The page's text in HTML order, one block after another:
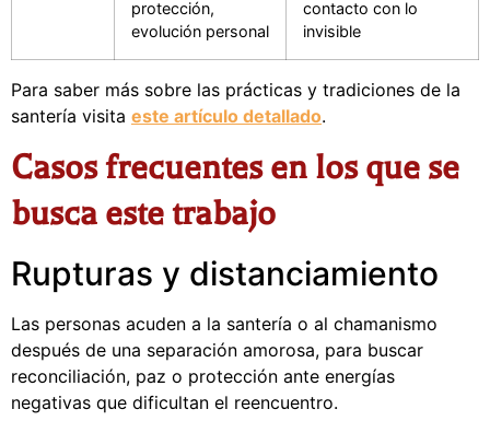
protección,
evolución personal
contacto con lo
invisible
Para saber más sobre las prácticas y tradiciones de la
santería visita este artículo detallado.
Casos frecuentes en los que se
busca este trabajo
Rupturas y distanciamiento
Las personas acuden a la santería o al chamanismo
después de una separación amorosa, para buscar
reconciliación, paz o protección ante energías
negativas que dificultan el reencuentro.